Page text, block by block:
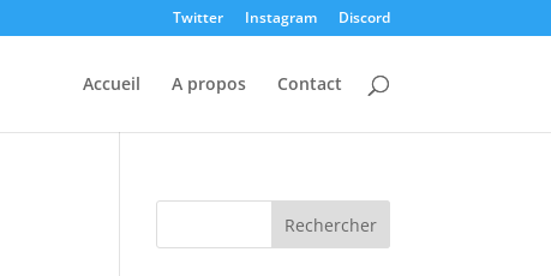
Twitter Instagram Discord
Accueil A propos Contact